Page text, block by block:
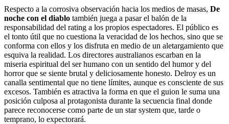
Respecto a la corrosiva observación hacia los medios de masas, De
noche con el diablo también juega a pasar el balón de la
responsabilidad del rating a los propios espectadores. El público es
el tonto útil que no cuestiona la veracidad de los hechos, sino que se
conforma con ellos y los disfruta en medio de un aletargamiento que
esquiva la realidad. Los directores australianos escarban en la
miseria espiritual del ser humano con un sentido del humor y del
horror que se siente brutal y deliciosamente honesto. Delroy es un
canalla sentimental que no tiene límites, aunque es consciente de sus
excesos. También es atractiva la forma en que el guion le suma una
posición culposa al protagonista durante la secuencia final donde
parece reconocerse como parte de un star system que, tarde o
temprano, lo expectorará.